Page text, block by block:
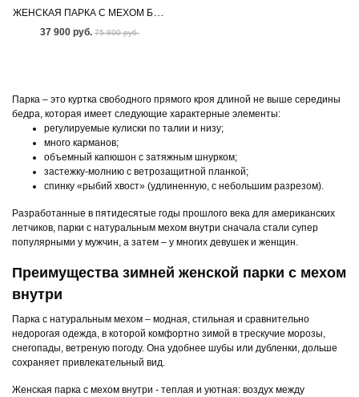
ЖЕНСКАЯ ПАРКА С МЕХОМ БЕНГАЛЬСКОЙ ЛИСЫ
37 900 руб. 75 800 руб.
Парка – это куртка свободного прямого кроя длиной не выше середины
бедра, которая имеет следующие характерные элементы:
регулируемые кулиски по талии и низу;
много карманов;
объемный капюшон с затяжным шнурком;
застежку-молнию с ветрозащитной планкой;
спинку «рыбий хвост» (удлиненную, с небольшим разрезом).
Разработанные в пятидесятые годы прошлого века для американских
летчиков, парки с натуральным мехом внутри сначала стали супер
популярными у мужчин, а затем – у многих девушек и женщин.
Преимущества зимней женской парки с мехом
внутри
Парка с натуральным мехом – модная, стильная и сравнительно
недорогая одежда, в которой комфортно зимой в трескучие морозы,
снегопады, ветреную погоду. Она удобнее шубы или дубленки, дольше
сохраняет привлекательный вид.
Женская парка с мехом внутри - теплая и уютная: воздух между